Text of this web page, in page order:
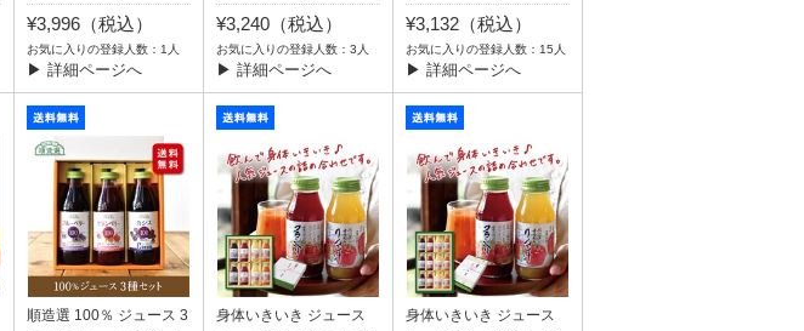
¥3,996（税込）
お気に入りの登録人数：1人
▶ 詳細ページへ
¥3,240（税込）
お気に入りの登録人数：3人
▶ 詳細ページへ
¥3,132（税込）
お気に入りの登録人数：15人
▶ 詳細ページへ
順造選 100％ ジュース 3
身体いきいき ジュース
身体いきいき ジュース